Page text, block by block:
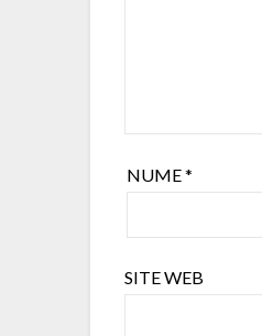
NUME*
SITE WEB